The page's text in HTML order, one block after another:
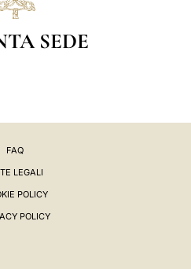
SEDE
FAQ
LEGALI
POLICY
POLICY